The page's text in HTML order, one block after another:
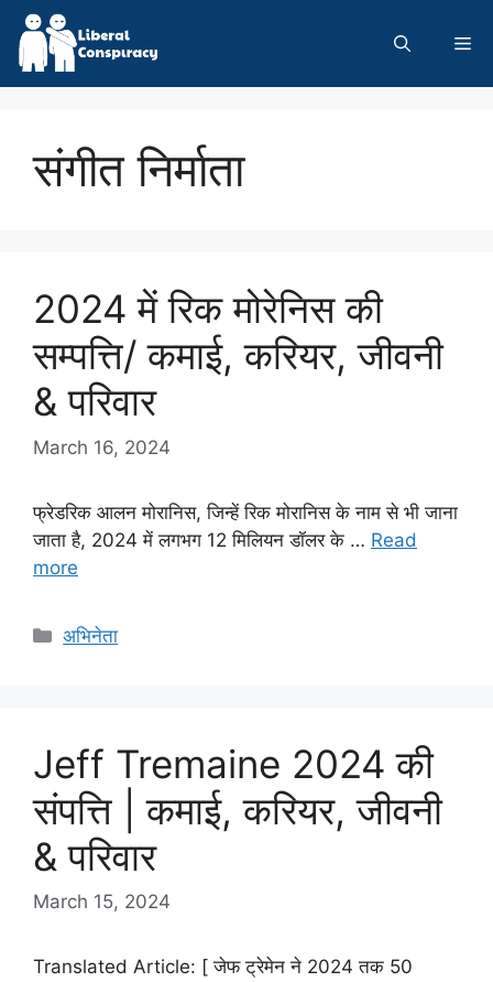
Skip
content
संगीत निर्माता
2024 में रिक मोरेनिस की
सम्पत्ति/ कमाई, करियर, जीवनी
& परिवार
March 16, 2024
फ्रेडरिक आलन मोरानिस, जिन्हें रिक मोरानिस के नाम से भी जाना
जाता है, 2024 में लगभग 12 मिलियन डॉलर के … Read
more
Categories
अभिनेता
Jeff Tremaine 2024 की
संपत्ति | कमाई, करियर, जीवनी
& परिवार
March 15, 2024
Translated Article: [ जेफ ट्रेमेन ने 2024 तक 50